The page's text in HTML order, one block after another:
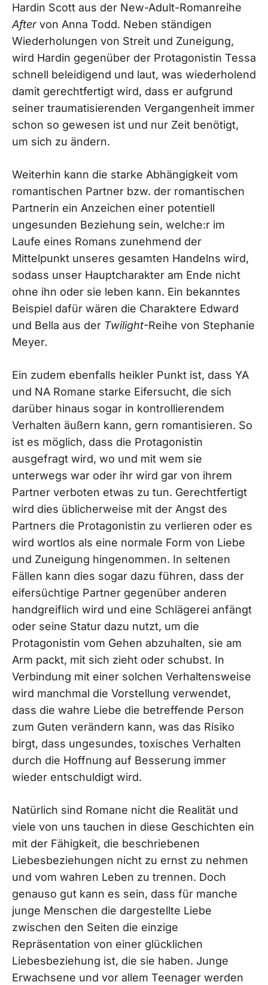
Hardin Scott aus der New-Adult-Romanreihe
Aftervon Anna Todd. Neben ständigen
Wiederholungen von Streit und Zuneigung,
wird Hardin gegenüber der Protagonistin Tessa
schnell beleidigend und laut, was wiederholend
damit gerechtfertigt wird, dass er aufgrund
seiner traumatisierenden Vergangenheit immer
schon so gewesen ist und nur Zeit benötigt,
um sich zu ändern.
Weiterhin kann die starke Abhängigkeit vom
romantischen Partner bzw. der romantischen
Partnerin ein Anzeichen einer potentiell
ungesunden Beziehung sein, welche:r im
Laufe eines Romans zunehmend der
Mittelpunkt unseres gesamten Handelns wird,
sodass unser Hauptcharakter am Ende nicht
ohne ihn oder sie leben kann. Ein bekanntes
Beispiel dafür wären die Charaktere Edward
und Bella aus der Twilight-Reihe von Stephanie
Meyer.
Ein zudem ebenfalls heikler Punkt ist, dass YA
und NA Romane starke Eifersucht, die sich
darüber hinaus sogar in kontrollierendem
Verhalten äußern kann, gern romantisieren. So
ist es möglich, dass die Protagonistin
ausgefragt wird, wo und mit wem sie
unterwegs war oder ihr wird gar von ihrem
Partner verboten etwas zu tun. Gerechtfertigt
wird dies üblicherweise mit der Angst des
Partners die Protagonistin zu verlieren oder es
wird wortlos als eine normale Form von Liebe
und Zuneigung hingenommen. In seltenen
Fällen kann dies sogar dazu führen, dass der
eifersüchtige Partner gegenüber anderen
handgreiflich wird und eine Schlägerei anfängt
oder seine Statur dazu nutzt, um die
Protagonistin vom Gehen abzuhalten, sie am
Arm packt, mit sich zieht oder schubst. In
Verbindung mit einer solchen Verhaltensweise
wird manchmal die Vorstellung verwendet,
dass die wahre Liebe die betreffende Person
zum Guten verändern kann, was das Risiko
birgt, dass ungesundes, toxisches Verhalten
durch die Hoffnung auf Besserung immer
wieder entschuldigt wird.
Natürlich sind Romane nicht die Realität und
viele von uns tauchen in diese Geschichten ein
mit der Fähigkeit, die beschriebenen
Liebesbeziehungen nicht zu ernst zu nehmen
und vom wahren Leben zu trennen. Doch
genauso gut kann es sein, dass für manche
junge Menschen die dargestellte Liebe
zwischen den Seiten die einzige
Repräsentation von einer glücklichen
Liebesbeziehung ist, die sie haben. Junge
Erwachsene und vor allem Teenager werden